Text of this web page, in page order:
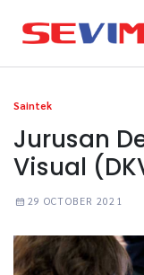
Saintek
Jurusan
Visual
29 OCTOBER 2021